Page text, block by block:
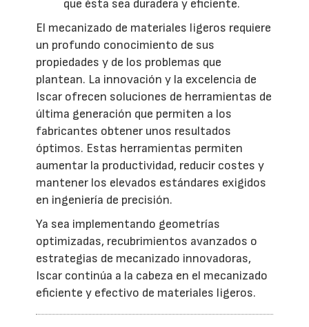
que ésta sea duradera y eficiente.
El mecanizado de materiales ligeros requiere
un profundo conocimiento de sus
propiedades y de los problemas que
plantean. La innovación y la excelencia de
Iscar ofrecen soluciones de herramientas de
última generación que permiten a los
fabricantes obtener unos resultados
óptimos. Estas herramientas permiten
aumentar la productividad, reducir costes y
mantener los elevados estándares exigidos
en ingeniería de precisión.
Ya sea implementando geometrías
optimizadas, recubrimientos avanzados o
estrategias de mecanizado innovadoras,
Iscar continúa a la cabeza en el mecanizado
eficiente y efectivo de materiales ligeros.